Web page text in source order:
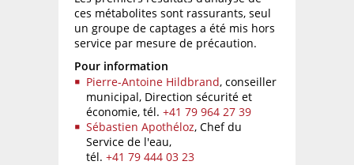
ces métabolites sont rassurants, seul
un groupe de captages a été mis hors
service par mesure de précaution.
Pour information
Pierre-Antoine Hildbrand, conseiller
municipal, Direction sécurité et
économie, tél. +41 79 964 27 39
Sébastien Apothéloz, Chef du
Service de l'eau,
tél. +41 79 444 03 23